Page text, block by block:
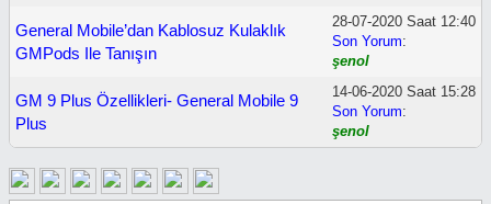
General Mobile’dan Kablosuz Kulaklık
GMPods Ile Tanışın
28-07-2020 Saat 12:40
Son Yorum:
şenol
GM 9 Plus Özellikleri- General Mobile 9
Plus
14-06-2020 Saat 15:28
Son Yorum:
şenol